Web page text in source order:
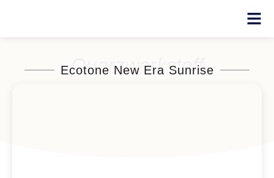
Quarzwerkstoff
Ecotone New Era Sunrise